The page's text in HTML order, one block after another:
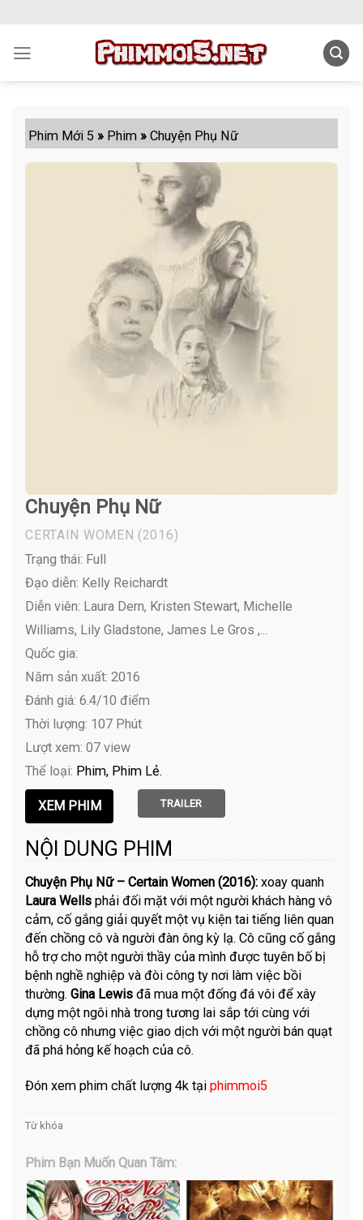
content
Phim Mới 5 » Phim »Chuyện Phụ Nữ
Chuyện Phụ Nữ
CERTAIN WOMEN (2016)
Trạng thái: Full
Đạo diễn: Kelly Reichardt
Diễn viên: Laura Dern, Kristen Stewart, Michelle
Williams, Lily Gladstone, James Le Gros ,...
Quốc gia:
Năm sản xuất: 2016
Đánh giá: 6.4/10 điểm
Thời lượng: 107 Phút
Lượt xem: 07 view
Thể loại: Phim Phim Lẻ
TRAILER
NỘI DUNG PHIM
Chuyện Phụ Nữ – Certain Women (2016): xoay quanh
Laura Wells phải đối mặt với một người khách hàng vô
cảm, cố gắng giải quyết một vụ kiện tai tiếng liên quan
đến chồng cô và người đàn ông kỳ lạ. Cô cũng cố gắng
hỗ trợ cho một người thầy của mình được tuyên bố bị
bệnh nghề nghiệp và đòi công ty nơi làm việc bồi
thường.Gina Lewis đã mua một đống đá vôi để xây
dựng một ngôi nhà trong tương lai sắp tới cùng với
chồng cô nhưng việc giao dịch với một người bán quạt
đã phá hỏng kế hoạch của cô.
Đón xem phim chất lượng 4k tạiphimmoi5
Từ khóa
Phim Bạn Muốn Quan Tâm: